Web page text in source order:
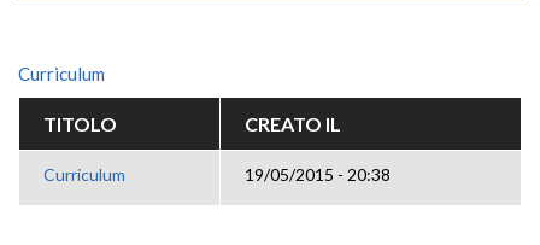
Curriculum
TITOLO CREATO IL
Curriculum 19/05/2015 - 20:38